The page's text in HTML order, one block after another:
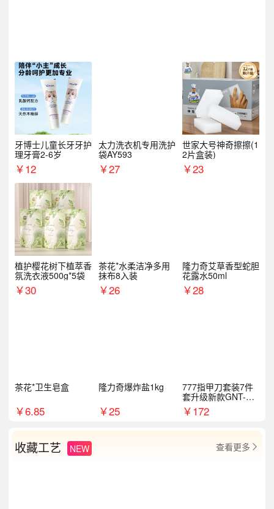
牙博士儿童长牙牙护
理牙膏2-6岁
￥12
太力洗衣机专用洗护
袋AY593
￥27
世家大号神奇擦擦(1
2片盒装)
￥23
植护樱花树下植萃香
氛洗衣液500g*5袋
￥30
茶花*水柔洁净多用
抹布8入装
￥26
隆力奇艾草香型蛇胆
花露水50ml
￥28
茶花*卫生皂盒
￥6.85
隆力奇爆炸盐1kg
￥25
777指甲刀套装7件
套升级新款GNT-PM
072
￥172
收藏工艺 NEW 查看更多 